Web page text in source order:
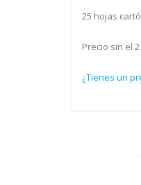
25 hojas
Precio sin el
¿Tienes un